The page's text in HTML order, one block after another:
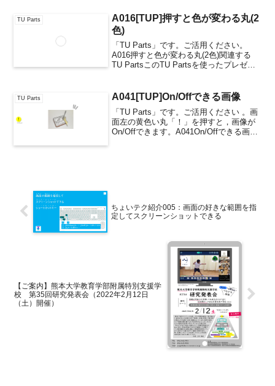
TU Parts
A016[TUP]押すと色が変わる丸(2
色)
「TU Parts」です。ご活用ください。
A016押すと色が変わる丸(2色)関連する
TU PartsこのTU Partsを使ったプレゼン
TU Parts A041[TUP]On/Offできる画像
「TU Parts」です。ご活用ください 。画
面左の黄色い丸「！」を押すと，画像が
On/Offできます。A041On/Offできる画像
ちょいテク紹介005：画面の好きな範囲を指
定してスクリーンショットできる
【ご案内】熊本大学教育学部附属特別支援学
校 第35回研究発表会（2022年2月12日
（土）開催）